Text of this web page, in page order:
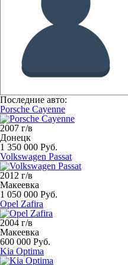
Последние авто:
Porsche Cayenne
2007 г/в
Донецк
1 350 000 Руб.
Volkswagen Passat
2012 г/в
Макеевка
1 050 000 Руб.
Opel Zafira
2004 г/в
Макеевка
600 000 Руб.
Kia Optima